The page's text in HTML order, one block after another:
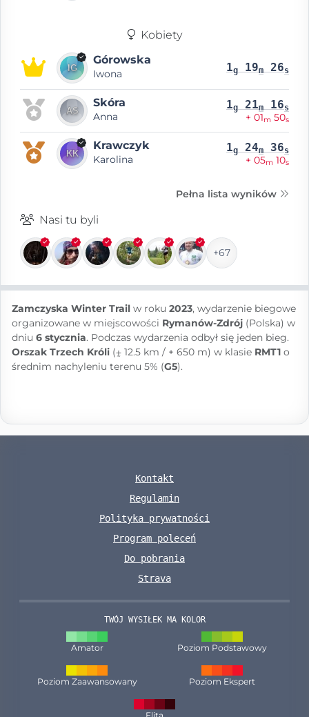
Kobiety
Górowska
Iwona 1g 19m 26s
Skóra
Anna
1g 21m 16s
+ 01m 50s
Krawczyk
Karolina
1g 24m 36s
+ 05m 10s
Pełna lista wyników
Nasi tu byli
+67
Zamczyska Winter Trail w roku 2023, wydarzenie biegowe
organizowane w miejscowości Rymanów-Zdrój (Polska) w
dniu 6 stycznia. Podczas wydarzenia odbył się jeden bieg.
Orszak Trzech Króli (⨦ 12.5 km / + 650 m) w klasie RMT1 o
średnim nachyleniu terenu 5% (G5).
Kontakt
Regulamin
Polityka prywatności
Program poleceń
Do pobrania
Strava
TWÓJ WYSIŁEK MA KOLOR
Amator Poziom Podstawowy
Poziom Zaawansowany Poziom Ekspert
Elita